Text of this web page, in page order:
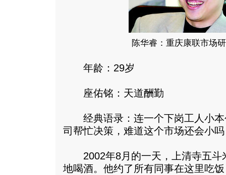
陈华睿：重庆康联市场
年龄：29岁
座佑铭：天道酬勤
经典语录：连一个下岗工人小本
司帮忙决策，难道这个市场还会小
2002年8月的一天，上清寺五斗
地喝酒。他约了所有同事在这里吃